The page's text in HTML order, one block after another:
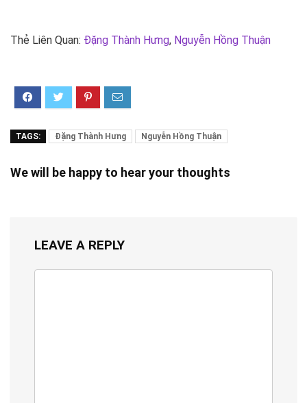
Thẻ Liên Quan: Đặng Thành Hưng, Nguyễn Hồng Thuận
TAGS: Đặng Thành Hưng Nguyễn Hồng Thuận
We will be happy to hear your thoughts
LEAVE A REPLY